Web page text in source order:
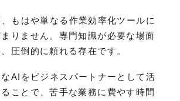
もはや単なる作業効率化ツールに
まりません。専門知識が必要な場面
圧倒的に頼れる存在です。
なAIをビジネスパートナーとして活
ることで、苦手な業務に費やす時間